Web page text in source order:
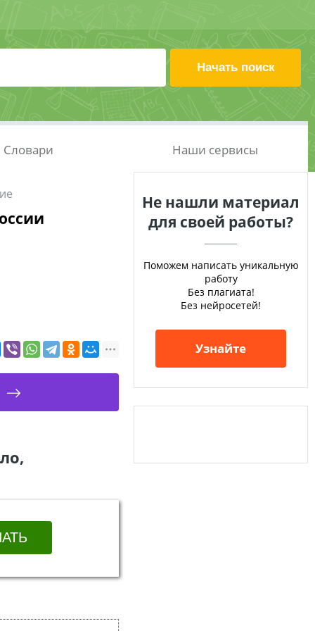
Словари Наши сервисы
Не нашли материал
для своей работы?
Поможем написать уникальную
работу
Без плагиата!
Без нейросетей!
Узнайте